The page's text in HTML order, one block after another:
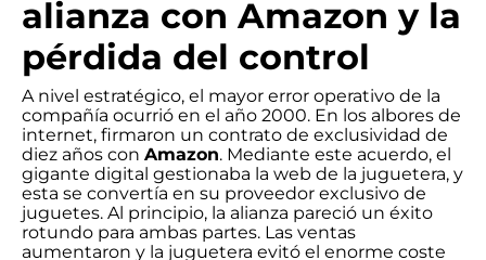
alianza con Amazon y la
pérdida del control
A nivel estratégico, el mayor error operativo de la
compañía ocurrió en el año 2000. En los albores de
internet, firmaron un contrato de exclusividad de
diez años con Amazon. Mediante este acuerdo, el
gigante digital gestionaba la web de la juguetera, y
esta se convertía en su proveedor exclusivo de
juguetes. Al principio, la alianza pareció un éxito
rotundo para ambas partes. Las ventas
aumentaron y la juguetera evitó el enorme coste